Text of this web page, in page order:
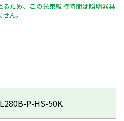
ため、この光束維持時間は照明器具
ん。
L280B-P-HS-50K